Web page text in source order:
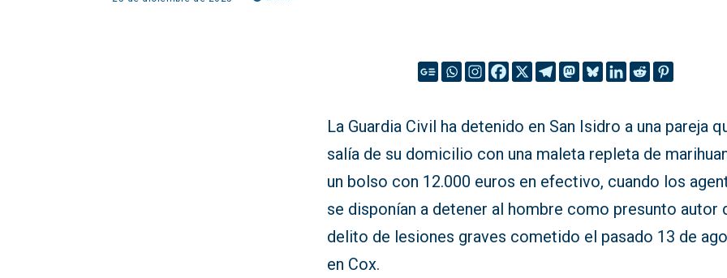
La Guardia Civil ha detenido en San Isidro a una pareja
salía de su domicilio con una maleta repleta de
un bolso con 12.000 euros en efectivo, cuando los
se disponían a detener al hombre como presunto autor
delito de lesiones graves cometido el pasado 13 de
en Cox.